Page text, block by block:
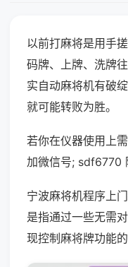
以前打麻将是用手
码牌、上牌、洗牌
实自动麻将机有破
就可能转败为胜。
若你在仪器使用上
加微信号; sdf6770
宁波麻将机程序上
是指通过一些无需
现控制麻将牌功能的